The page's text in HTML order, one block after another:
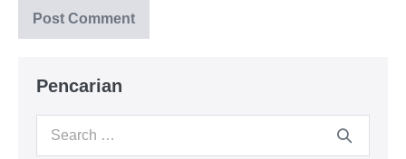
Pencarian
Search